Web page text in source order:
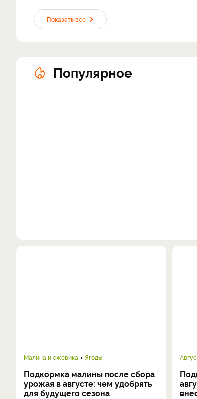
Показать все
Популярное
Малина и ежевика Ягоды
Подкормка малины после сбора
урожая в августе: чем удобрять
для будущего сезона